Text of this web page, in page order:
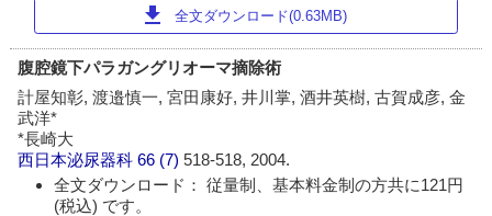
download 全文ダウンロード(0.63MB)
腹腔鏡下パラガングリオーマ摘除術
計屋知彰, 渡邉慎一, 宮田康好, 井川掌, 酒井英樹, 古賀成彦, 金
武洋*
*長崎大
西日本泌尿器科 66 (7)518-518, 2004.
全文ダウンロード： 従量制、基本料金制の方共に121円
(税込) です。